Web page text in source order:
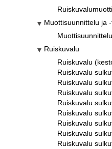
Muottisuunnittelu ja
Ruiskuvalu
Ruiskuvalu
Ruiskuvalu
Ruiskuvalu
Ruiskuvalu
Ruiskuvalu
Ruiskuvalu
Ruiskuvalu
Ruiskuvalu
Ruiskuvalu